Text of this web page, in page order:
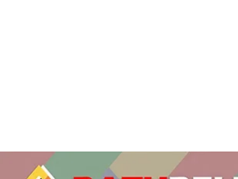
o
r